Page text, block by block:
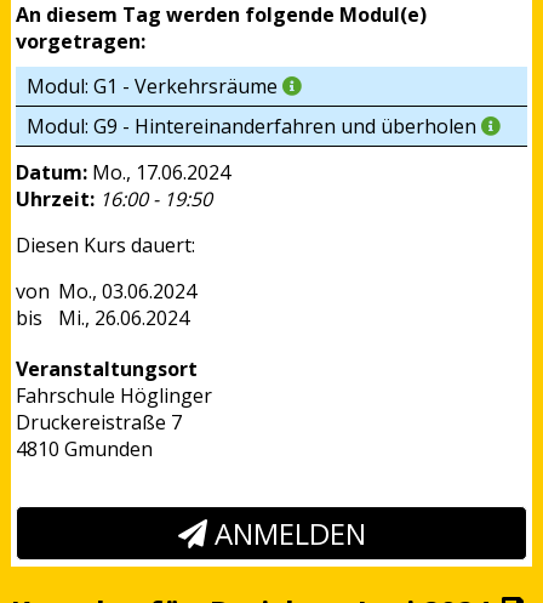
An diesem Tag werden folgende Modul(e)
vorgetragen:
Modul: G1 - Verkehrsräume
Modul: G9 - Hintereinanderfahren und überholen
Datum: Mo., 17.06.2024
Uhrzeit: 16:00 - 19:50
Diesen Kurs dauert:
Mo., 03.06.2024
Mi., 26.06.2024
Veranstaltungsort
Fahrschule Höglinger
Druckereistraße 7
4810 Gmunden
ANMELDEN